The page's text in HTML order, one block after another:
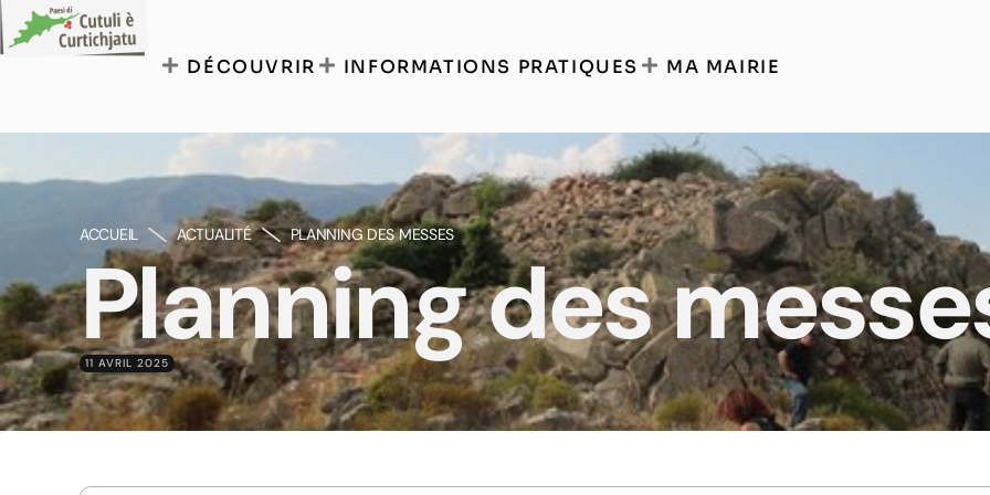
DÉCOUVRIR INFORMATIONS PRATIQUES MA MAIRIE
ACCUEIL ACTUALITÉ PLANNING DES MESSES
Planning des
11 AVRIL 2025